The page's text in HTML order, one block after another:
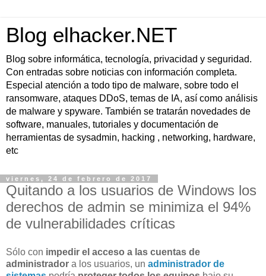
Blog elhacker.NET
Blog sobre informática, tecnología, privacidad y seguridad.
Con entradas sobre noticias con información completa.
Especial atención a todo tipo de malware, sobre todo el
ransomware, ataques DDoS, temas de IA, así como análisis
de malware y spyware. También se tratarán novedades de
software, manuales, tutoriales y documentación de
herramientas de sysadmin, hacking , networking, hardware,
etc
viernes, 24 de febrero de 2017
Quitando a los usuarios de Windows los
derechos de admin se minimiza el 94%
de vulnerabilidades críticas
Sólo con impedir el acceso a las cuentas de
administrador a los usuarios, un administrador de